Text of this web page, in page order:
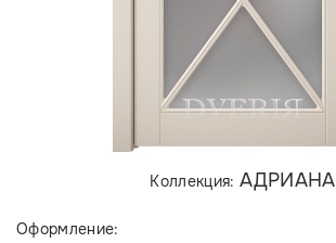
Коллекция:АДРИАНА
Оформление: